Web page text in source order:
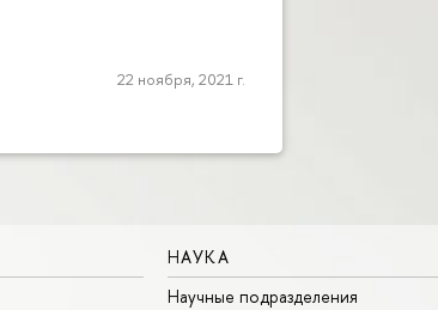
22 ноября, 2021 г.
НАУКА
Научные подразделения